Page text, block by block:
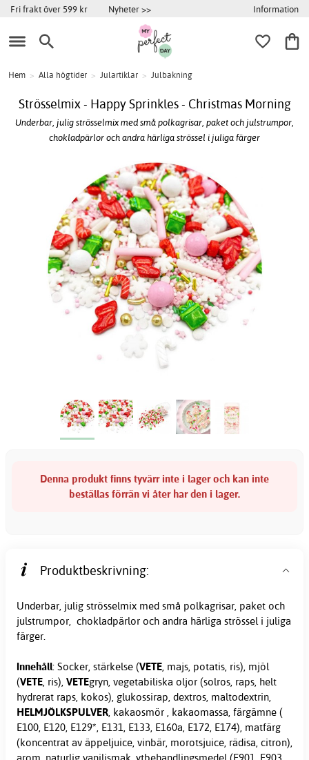
Fri frakt över 599 kr Nyheter >> Information
Hem > Alla högtider > Julartiklar > Julbakning
Strösselmix - Happy Sprinkles - Christmas Morning
Underbar, julig strösselmix med små polkagrisar, paket och julstrumpor,
chokladpärlor och andra härliga strössel i juliga färger
Denna produkt finns tyvärr inte i lager och kan inte
beställas förrän vi åter har den i lager.
Produktbeskrivning:
Underbar, julig strösselmix med små polkagrisar, paket och
julstrumpor, chokladpärlor och andra härliga strössel i juliga
färger.
Innehåll: Socker, stärkelse (VETE, majs, potatis, ris), mjöl
(VETE, ris), VETEgryn, vegetabiliska oljor (solros, raps, helt
hydrerat raps, kokos), glukossirap, dextros, maltodextrin,
HELMJÖLKSPULVER, kakaosmör , kakaomassa, färgämne (
E100, E120, E129*, E131, E133, E160a, E172, E174), matfärg
(koncentrat av äppeljuice, vinbär, morotsjuice, rädisa, citron),